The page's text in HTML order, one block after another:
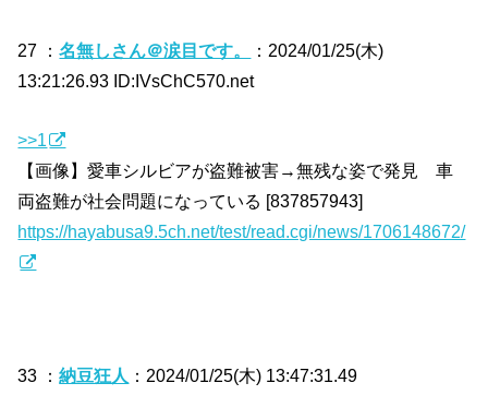
27 ：名無しさん＠涙目です。
：2024/01/25(木)
13:21:26.93 ID:IVsChC570.net
>>1
【画像】愛車シルビアが盗難被害→無残な姿で発見 車
両盗難が社会問題になっている [837857943]
https://hayabusa9.5ch.net/test/read.cgi/news/1706148672/
33 ：納豆狂人 ：2024/01/25(木) 13:47:31.49